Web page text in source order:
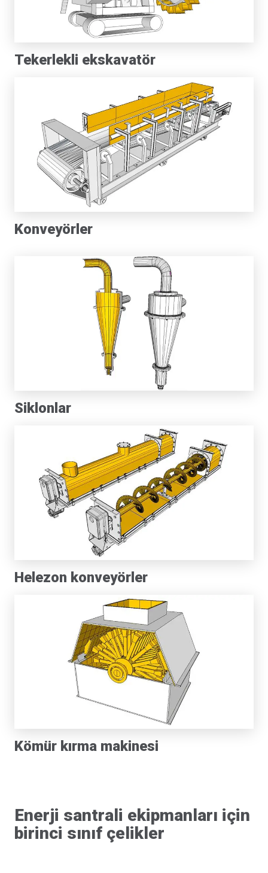
Tekerlekli ekskavatör
Konveyörler
Siklonlar
Helezon konveyörler
Kömür kırma makinesi
Enerji santrali ekipmanları için
birinci sınıf çelikler